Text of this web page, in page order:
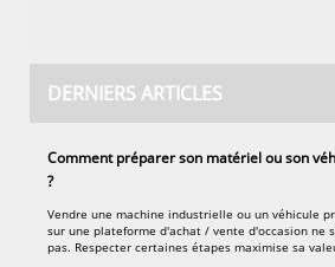
DERNIERS ARTICLES
Comment préparer son matériel ou son
?
Vendre une machine industrielle ou un véhicule
sur une plateforme d'achat / vente d'occasion ne
pas. Respecter certaines étapes maximise sa